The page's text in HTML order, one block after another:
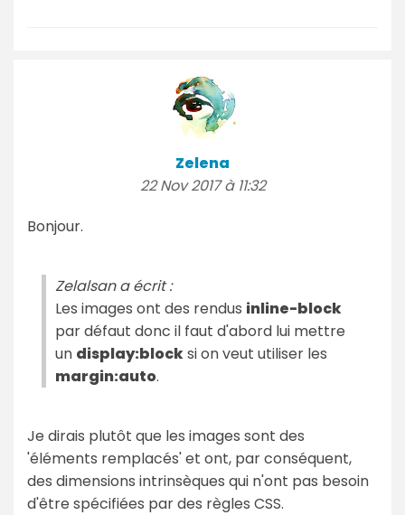
Zelena
22 Nov 2017 à 11:32
Bonjour.
Zelalsan a écrit :
Les images ont des rendus inline-block
par défaut donc il faut d'abord lui mettre
un display:blocksi on veut utiliser les
margin:auto.
Je dirais plutôt que les images sont des
'éléments remplacés' et ont, par conséquent,
des dimensions intrinsèques qui n'ont pas besoin
d'être spécifiées par des règles CSS.